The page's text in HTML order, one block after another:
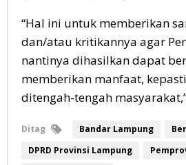
“Hal ini untuk memberikan
dan/atau kritikannya agar
nantinya dihasilkan dapat
memberikan manfaat,
ditengah-tengah
Ditag Bandar Lampung
DPRD Provinsi Lampung